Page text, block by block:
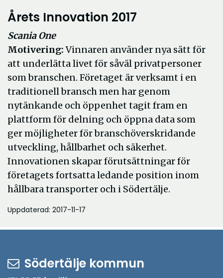
Årets Innovation 2017
Scania One
Motivering:Vinnaren använder nya sätt för
att underlätta livet för såväl privatpersoner
som branschen. Företaget är verksamt i en
traditionell bransch men har genom
nytänkande och öppenhet tagit fram en
plattform för delning och öppna data som
ger möjligheter för branschöverskridande
utveckling, hållbarhet och säkerhet.
Innovationen skapar förutsättningar för
företagets fortsatta ledande position inom
hållbara transporter och i Södertälje.
Uppdaterad: 2017-11-17
Södertälje kommun